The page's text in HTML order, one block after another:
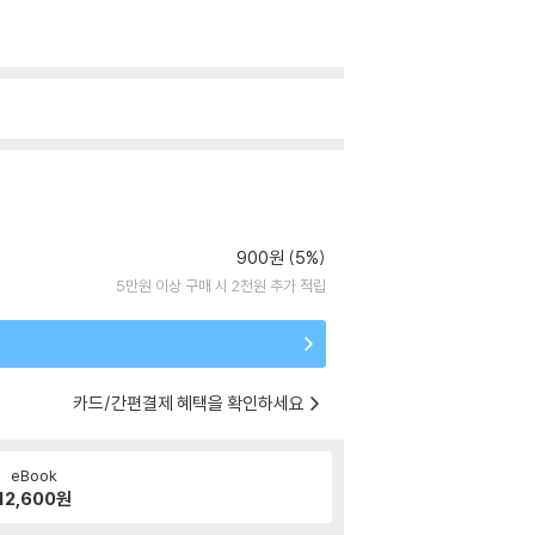
900원 (5%)
5만원 이상 구매 시 2천원 추가 적립
카드/간편결제 혜택을 확인하세요
eBook
원